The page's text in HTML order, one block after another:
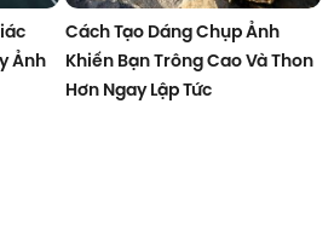
Ảnh
Cách Tạo Dáng Chụp Ảnh
Khiến Bạn Trông Cao Và Thon
Hơn Ngay Lập Tức